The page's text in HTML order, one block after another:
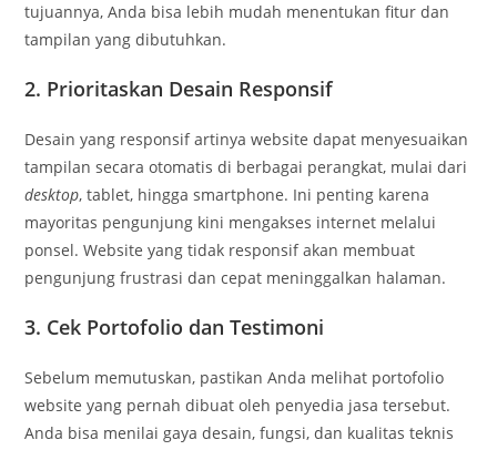
tujuannya, Anda bisa lebih mudah menentukan fitur dan
tampilan yang dibutuhkan.
2. Prioritaskan Desain Responsif
Desain yang responsif artinya website dapat menyesuaikan
tampilan secara otomatis di berbagai perangkat, mulai dari
desktop, tablet, hingga smartphone. Ini penting karena
mayoritas pengunjung kini mengakses internet melalui
ponsel. Website yang tidak responsif akan membuat
pengunjung frustrasi dan cepat meninggalkan halaman.
3. Cek Portofolio dan Testimoni
Sebelum memutuskan, pastikan Anda melihat portofolio
website yang pernah dibuat oleh penyedia jasa tersebut.
Anda bisa menilai gaya desain, fungsi, dan kualitas teknis